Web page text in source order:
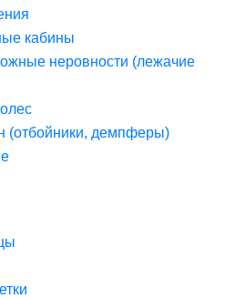
кабины
неровности (лежачие
(отбойники, демпферы)